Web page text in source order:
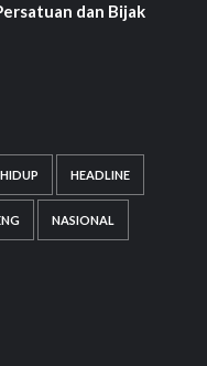
dan Bijak
HEADLINE
NASIONAL